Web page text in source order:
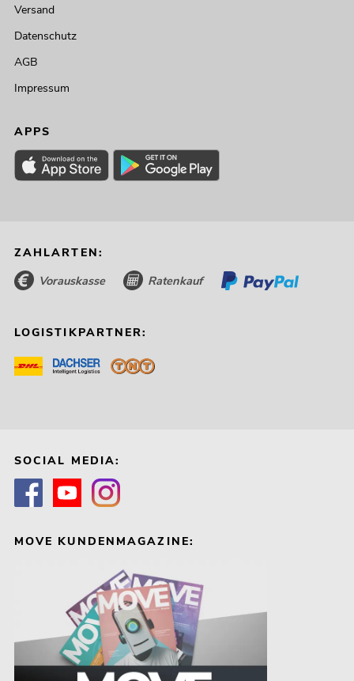
Versand
Datenschutz
AGB
Impressum
APPS
ZAHLARTEN:
Vorauskasse Ratenkauf
LOGISTIKPARTNER:
SOCIAL MEDIA:
MOVE KUNDENMAGAZINE: